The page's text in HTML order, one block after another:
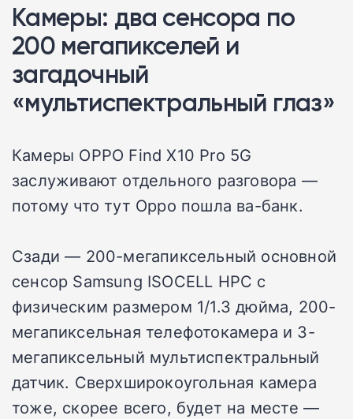
Камеры: два сенсора по
200 мегапикселей и
загадочный
«мультиспектральный глаз»
Камеры OPPO Find X10 Pro 5G
заслуживают отдельного разговора —
потому что тут Oppo пошла ва-банк.
Сзади — 200-мегапиксельный основной
сенсор Samsung ISOCELL HPC с
физическим размером 1/1.3 дюйма, 200-
мегапиксельная телефотокамера и 3-
мегапиксельный мультиспектральный
датчик. Сверхширокоугольная камера
тоже, скорее всего, будет на месте —